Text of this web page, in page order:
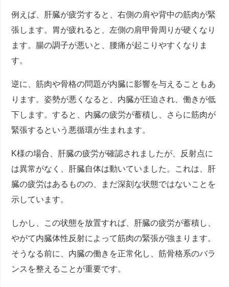
例えば、肝臓が疲労すると、右側の肩や背中の筋肉が緊
張します。胃が疲れると、左側の肩甲骨周りが硬くなり
ます。腸の調子が悪いと、腰痛が起こりやすくなりま
す。
逆に、筋肉や骨格の問題が内臓に影響を与えることもあ
ります。姿勢が悪くなると、内臓が圧迫され、働きが低
下します。すると、内臓の疲労が蓄積し、さらに筋肉が
緊張するという悪循環が生まれます。
K様の場合、肝臓の疲労が確認されましたが、反射点に
は異常がなく、肝臓自体は動いていました。これは、肝
臓の疲労はあるものの、まだ深刻な状態ではないことを
示しています。
しかし、この状態を放置すれば、肝臓の疲労が蓄積し、
やがて内臓体性反射によって筋肉の緊張が強まります。
そうなる前に、内臓の働きを正常化し、筋骨格系のバラ
ンスを整えることが重要です。